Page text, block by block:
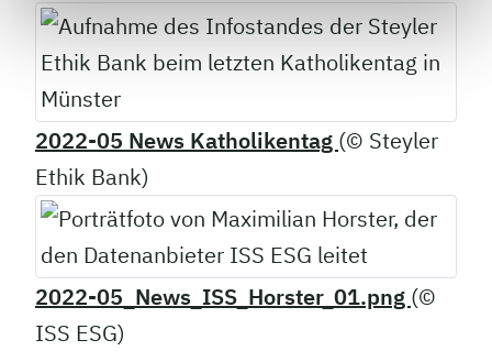
2022-05 News Katholikentag (© Steyler
Ethik Bank)
2022-05_News_ISS_Horster_01.png (©
ISS ESG)